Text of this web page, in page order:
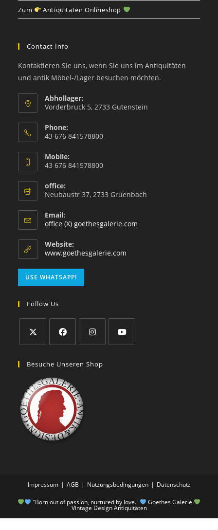
Zum Antiquitäten Onlineshop
Contact Info
Kontaktieren Sie uns, wenn Sie uns im Antiquitäten
und antik Möbel-/Lager besuchen möchten.
Abhollager:
Vorderbruck 5, 2733 Gutenstein
Phone:
43 676 841578800
Mobile:
43 676 841578800
office:
Neubaustr 37, 2733 Gruenbach
Email:
office (X) goethesgalerie.com
Website:
www.goethesgalerie.com
USE WHATSAPP!
Follow Us
Besuche Unseren Shop
Impressum AGB Nutzungsbedingungen Datenschutz
"Born out of passion, nurtured by love." Goethes Galerie
Vintage Design Antiquitäten